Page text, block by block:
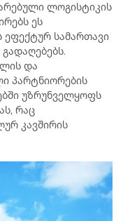
ლოგისტიკის
ეს
ეფექტურ სამართავი
და
პარტნიორების
უზრუნველყოფს
რაც
კავშირის